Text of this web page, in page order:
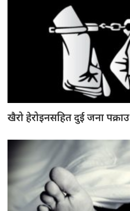
खैरो हेरोइनसहित दुई जना पक्राउ